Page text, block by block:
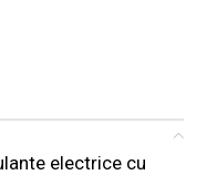
electrice cu